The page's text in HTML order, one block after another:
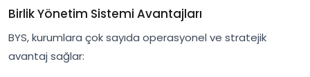
Birlik Yönetim Sistemi Avantajları
BYS, kurumlara çok sayıda operasyonel ve stratejik
avantaj sağlar: